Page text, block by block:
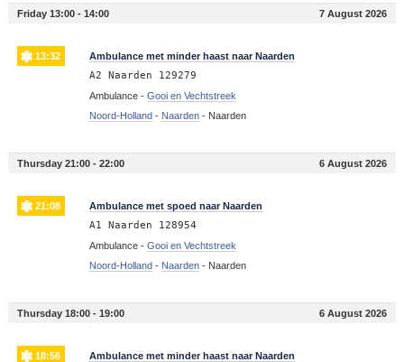
Friday 13:00 - 14:00 7 August 2026
13:32 Ambulance met minder haast naar Naarden
A2 Naarden 129279
Ambulance - Gooi en Vechtstreek
Noord-Holland- Naarden- Naarden
Thursday 21:00 - 22:00 6 August 2026
21:08 Ambulance met spoed naar Naarden
A1 Naarden 128954
Ambulance - Gooi en Vechtstreek
Noord-Holland- Naarden- Naarden
Thursday 18:00 - 19:00 6 August 2026
18:56 Ambulance met minder haast naar Naarden